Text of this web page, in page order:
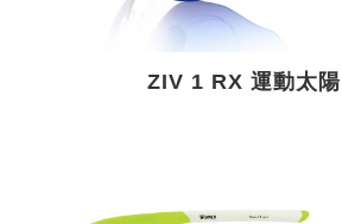
ZIV 1 RX 運動太